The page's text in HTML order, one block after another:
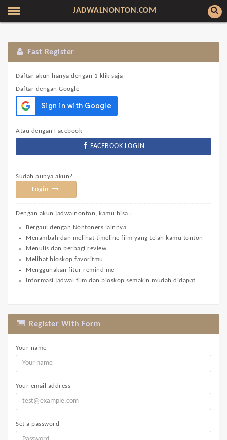
JADWALNONTON.COM
Fast Register
Daftar akun hanya dengan 1 klik saja
Daftar dengan Google
Atau dengan Facebook
FACEBOOK LOGIN
Sudah punya akun?
Login
Dengan akun jadwalnonton, kamu bisa :
Bergaul dengan Nontoners lainnya
Menambah dan melihat timeline film yang telah kamu tonton
Menulis dan berbagi review
Melihat bioskop favoritmu
Menggunakan fitur remind me
Informasi jadwal film dan bioskop semakin mudah didapat
Register With Form
Your name
Your email address
Set a password